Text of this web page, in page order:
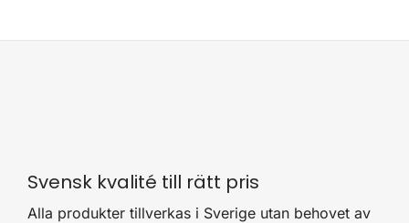
Svensk kvalité till rätt pris
Alla produkter tillverkas i Sverige utan behovet av